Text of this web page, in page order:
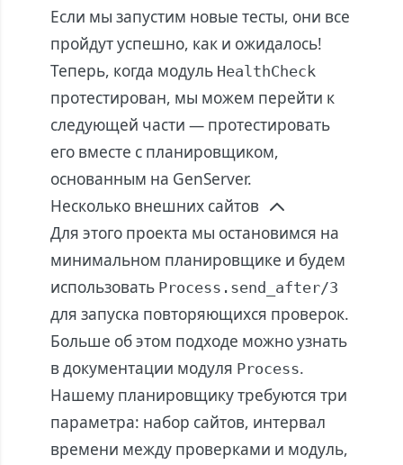
Если мы запустим новые тесты, они все
пройдут успешно, как и ожидалось!
Теперь, когда модуль HealthCheck
протестирован, мы можем перейти к
следующей части — протестировать
его вместе с планировщиком,
основанным на GenServer.
Несколько внешних сайтов
Для этого проекта мы остановимся на
минимальном планировщике и будем
использовать Process.send_after/3
для запуска повторяющихся проверок.
Больше об этом подходе можно узнать
вдокументации модуля Process.
Нашему планировщику требуются три
параметра: набор сайтов, интервал
времени между проверками и модуль,